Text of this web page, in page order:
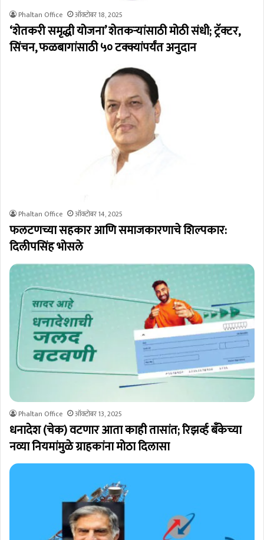
Phaltan Office ऑक्टोबर 18, 2025
‘शेतकरी समृद्धी योजना’ शेतकऱ्यांसाठी मोठी संधी; ट्रॅक्टर,
सिंचन, फळबागांसाठी ५० टक्क्यांपर्यंत अनुदान
Phaltan Office ऑक्टोबर 14, 2025
फलटणच्या सहकार आणि समाजकारणाचे शिल्पकार:
दिलीपसिंह भोसले
Phaltan Office ऑक्टोबर 13, 2025
धनादेश (चेक) वटणार आता काही तासांत; रिझर्व्ह बँकेच्या
नव्या नियमांमुळे ग्राहकांना मोठा दिलासा